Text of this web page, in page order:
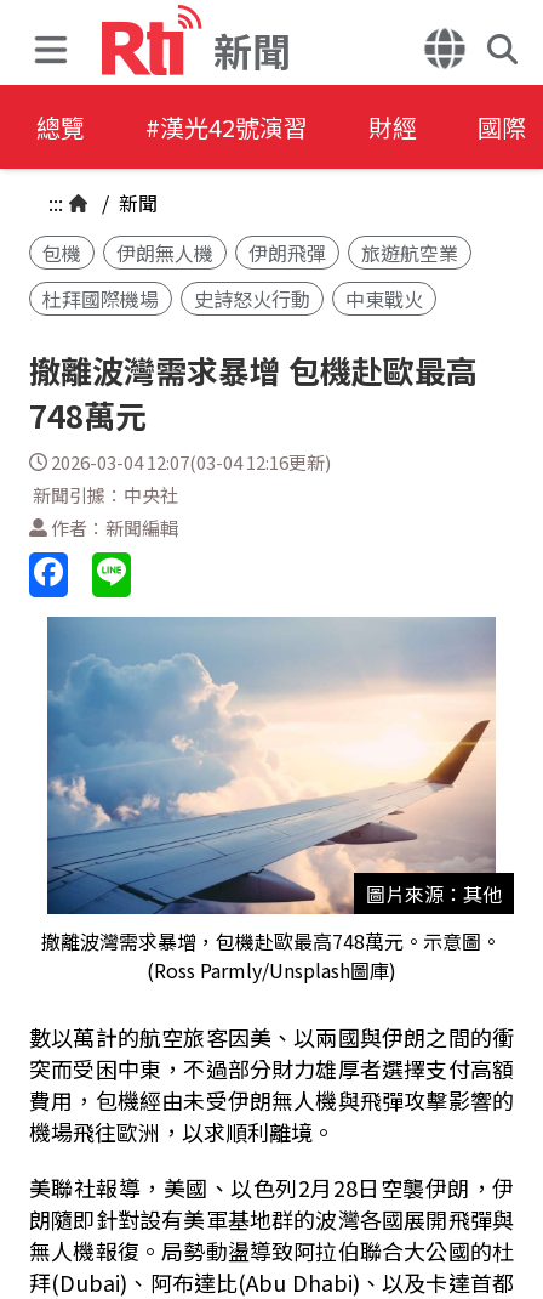
新聞
總覽 #漢光42號演習 財經 國際
::: / 新聞
包機
伊朗無人機 伊朗飛彈
旅遊航空業
杜拜國際機場
史詩怒火行動 中東戰火
撤離波灣需求暴增 包機赴歐最高
748萬元
2026-03-04 12:07(03-04 12:16更新)
新聞引據：中央社
作者：新聞編輯
圖片來源：其他
撤離波灣需求暴增，包機赴歐最高748萬元。示意圖。
(Ross Parmly/Unsplash圖庫)
數以萬計的航空旅客因美、以兩國與伊朗之間的衝
突而受困中東，不過部分財力雄厚者選擇支付高額
費用，包機經由未受伊朗無人機與飛彈攻擊影響的
機場飛往歐洲，以求順利離境。
美聯社報導，美國、以色列2月28日空襲伊朗，伊
朗隨即針對設有美軍基地群的波灣各國展開飛彈與
無人機報復。局勢動盪導致阿拉伯聯合大公國的杜
拜(Dubai)、阿布達比(Abu Dhabi)、以及卡達首都